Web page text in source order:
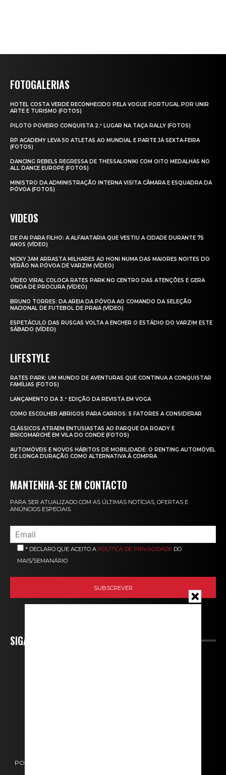
FOTOGALERIAS
HOTEL COSTA VERDE RECONHECIDO PELA VOGUE PORTUGAL POR UNIR
ARTE E TURISMO (FOTOS)
PILOTO POVEIRO CONQUISTA 2.º LUGAR NA TAÇA RALLY (FOTOS)
RP ACADEMY LEVA 50 ATLETAS AO MUNDIAL E PARTE JÁ SEXTA‑FEIRA
(FOTOS)
DANCING REBELS REGRESSA DE THESSALONIKI COM OITO MEDALHAS NO
ALL DANCE EUROPE (FOTOS)
MINISTRO DA ADMINISTRAÇÃO INTERNA VISITA CÂMARA E ESQUADRA DA
PÓVOA (FOTOS)
VIDEOS
DE PAI PARA FILHO: A ALFAIATARIA QUE VESTIU A CIDADE DURANTE 75
ANOS (VÍDEO)
NICKY JAM ARRASTA MILHARES AO HONI NUMA DAS MAIORES NOITES DO
VERÃO NA PÓVOA DE VARZIM (VÍDEO)
VÍDEO VIRAL COLOCA RATES PARK NO CENTRO DAS ATENÇÕES E GERA
ONDA DE PROCURA (VÍDEO)
BRUNO TORRES: DA AREIA DA PÓVOA AO COMANDO DA SELEÇÃO
NACIONAL DE FUTEBOL DE PRAIA (VÍDEO)
ESPETÁCULO DAS RUSGAS VOLTA A ENCHER O ESTÁDIO DO VARZIM ESTE
SÁBADO (VÍDEO)
LIFESTYLE
RATES PARK: UM MUNDO DE AVENTURAS QUE CONTINUA A CONQUISTAR
FAMÍLIAS (FOTOS)
LANÇAMENTO DA 3.ª EDIÇÃO DA REVISTA EM VOGA
COMO ESCOLHER ABRIGOS PARA CARROS: 5 FATORES A CONSIDERAR
CLÁSSICOS ATRAEM ENTUSIASTAS AO PARQUE DA ROADY E
BRICOMARCHÉ EM VILA DO CONDE (FOTOS)
AUTOMÓVEIS E NOVOS HÁBITOS DE MOBILIDADE: O RENTING AUTOMÓVEL
DE LONGA DURAÇÃO COMO ALTERNATIVA À COMPRA
MANTENHA-SE EM CONTACTO
PARA SER ATUALIZADO COM AS ÚLTIMAS NOTÍCIAS, OFERTAS E
ANÚNCIOS ESPECIAIS.
* DECLARO QUE ACEITO A POLÍTICA DE PRIVACIDADE DO
MAIS/SEMANÁRIO
SIGA-NOS
POLÍTICA DE COOKIES